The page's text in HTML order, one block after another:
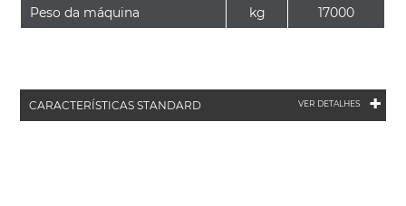
Peso da máquina kg 17000
CARACTERÍSTICAS STANDARD VER DETALHES +